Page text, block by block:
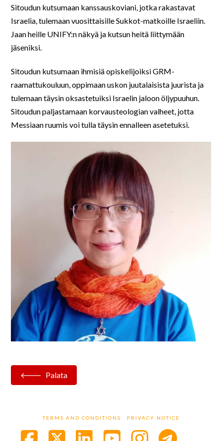
Sitoudun kutsumaan kanssauskoviani, jotka rakastavat
Israelia, tulemaan vuosittaisille Sukkot-matkoille Israeliin.
Jaan heille UNIFY:n näkyä ja kutsun heitä liittymään
jäseniksi.
Sitoudun kutsumaan ihmisiä opiskelijoiksi GRM-
raamattukouluun, oppimaan uskon juutalaisista juurista ja
tulemaan täysin oksastetuiksi Israelin jaloon öljypuuhun.
Sitoudun paljastamaan korvausteologian valheet, jotta
Messiaan ruumis voi tulla täysin ennalleen asetetuksi.
Palata
TERMS AND CONDITIONS PRIVACY NOTICE